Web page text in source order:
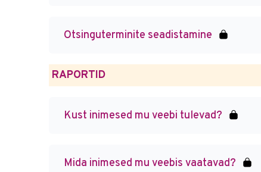
Otsinguterminite seadistamine
RAPORTID
Kust inimesed mu veebi tulevad?
Mida inimesed mu veebis vaatavad?